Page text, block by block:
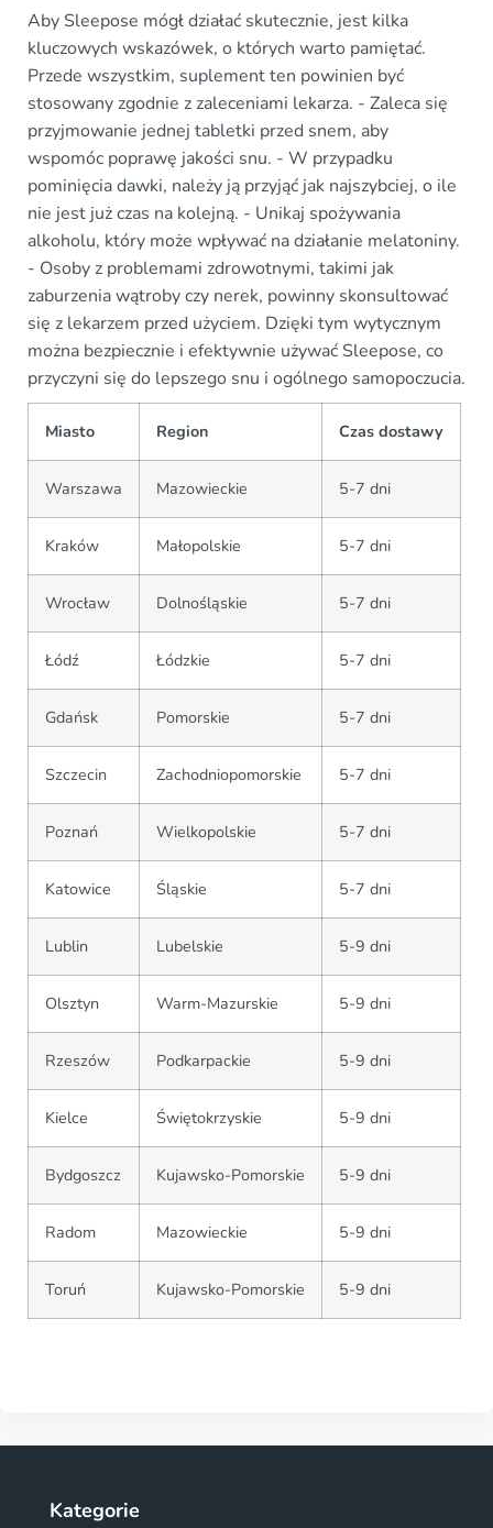
Aby Sleepose mógł działać skutecznie, jest kilka
kluczowych wskazówek, o których warto pamiętać.
Przede wszystkim, suplement ten powinien być
stosowany zgodnie z zaleceniami lekarza. - Zaleca się
przyjmowanie jednej tabletki przed snem, aby
wspomóc poprawę jakości snu. - W przypadku
pominięcia dawki, należy ją przyjąć jak najszybciej, o ile
nie jest już czas na kolejną. - Unikaj spożywania
alkoholu, który może wpływać na działanie melatoniny.
- Osoby z problemami zdrowotnymi, takimi jak
zaburzenia wątroby czy nerek, powinny skonsultować
się z lekarzem przed użyciem. Dzięki tym wytycznym
można bezpiecznie i efektywnie używać Sleepose, co
przyczyni się do lepszego snu i ogólnego samopoczucia.
Miasto Region Czas dostawy
Warszawa Mazowieckie 5-7 dni
Kraków Małopolskie 5-7 dni
Wrocław Dolnośląskie 5-7 dni
Łódź Łódzkie 5-7 dni
Gdańsk Pomorskie 5-7 dni
Szczecin Zachodniopomorskie 5-7 dni
Poznań Wielkopolskie 5-7 dni
Katowice Śląskie 5-7 dni
Lublin Lubelskie 5-9 dni
Olsztyn Warm-Mazurskie 5-9 dni
Rzeszów Podkarpackie 5-9 dni
Kielce Świętokrzyskie 5-9 dni
Bydgoszcz Kujawsko-Pomorskie 5-9 dni
Radom Mazowieckie 5-9 dni
Toruń Kujawsko-Pomorskie 5-9 dni
Kategorie